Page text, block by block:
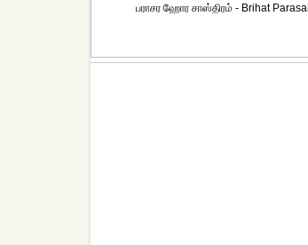
பராசர ஹோர சாஸ்திரம் - Brihat